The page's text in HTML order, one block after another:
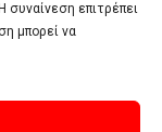
συναίνεση επιτρέπει
μπορεί να
το αντίθετο της